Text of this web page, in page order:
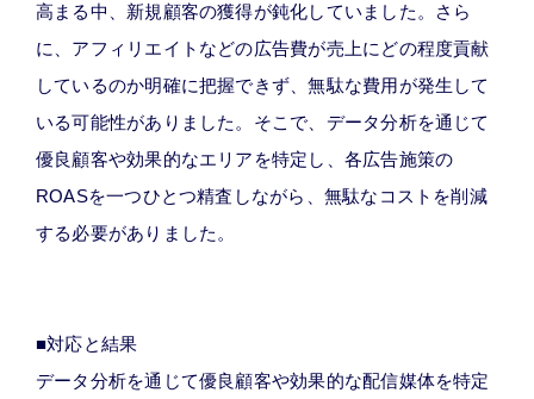
高まる中、新規顧客の獲得が鈍化していました。さら
に、アフィリエイトなどの広告費が売上にどの程度貢献
しているのか明確に把握できず、無駄な費用が発生して
いる可能性がありました。そこで、データ分析を通じて
優良顧客や効果的なエリアを特定し、各広告施策の
ROASを一つひとつ精査しながら、無駄なコストを削減
する必要がありました。
■対応と結果
データ分析を通じて優良顧客や効果的な配信媒体を特定